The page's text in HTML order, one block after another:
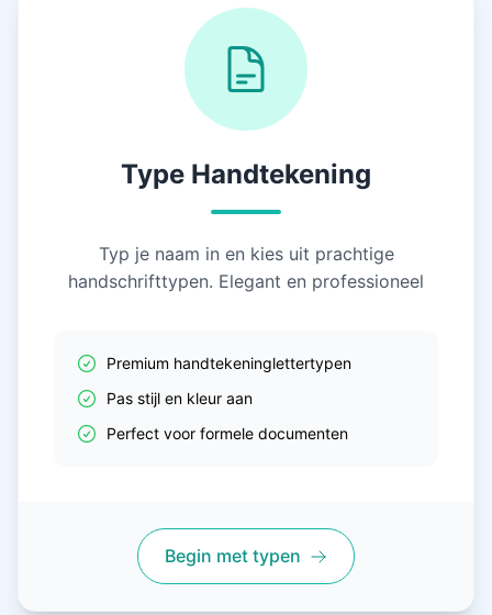
Type Handtekening
Typ je naam in en kies uit prachtige
handschrifttypen. Elegant en professioneel
Premium handtekeninglettertypen
Pas stijl en kleur aan
Perfect voor formele documenten
Begin met typen